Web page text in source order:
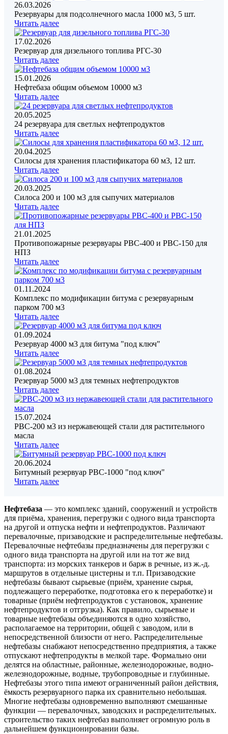
26.03.2026
Резервуары для подсолнечного масла 1000 м3, 5 шт.
Читать далее
17.02.2026
Резервуар для дизельного топлива РГС-30
Читать далее
15.01.2026
Нефтебаза общим объемом 10000 м3
Читать далее
20.05.2025
24 резервуара для светлых нефтепродуктов
Читать далее
20.04.2025
Силосы для хранения пластификатора 60 м3, 12 шт.
Читать далее
20.03.2025
Силоса 200 и 100 м3 для сыпучих материалов
Читать далее
21.01.2025
Противопожарные резервуары РВС-400 и РВС-150 для
НПЗ
Читать далее
01.11.2024
Комплекс по модификации битума с резервуарным
парком 700 м3
Читать далее
01.09.2024
Резервуар 4000 м3 для битума "под ключ"
Читать далее
01.08.2024
Резервуар 5000 м3 для темных нефтепродуктов
Читать далее
15.07.2024
РВС-200 м3 из нержавеющей стали для растительного
масла
Читать далее
20.06.2024
Битумный резервуар РВС-1000 "под ключ"
Читать далее
Нефтебаза — это комплекс зданий, сооружений и устройств
для приёма, хранения, перегрузки с одного вида транспорта
на другой и отпуска нефти и нефтепродуктов. Различают
перевалочные, призаводские и распределительные нефтебазы.
Перевалочные нефтебазы предназначены для перегрузки с
одного вида транспорта на другой или на тот же вид
транспорта: из морских танкеров и барж в речные, из ж.-д.
маршрутов в отдельные цистерны и т.п. Призаводские
нефтебазы бывают сырьевые (приём, хранение сырья,
подлежащего переработке, подготовка его к переработке) и
товарные (приём нефтепродуктов с установок, хранение
нефтепродуктов и отгрузка). Как правило, сырьевые и
товарные нефтебазы объединяются в одно хозяйство,
располагаемое на территории, общей с заводом, или в
непосредственной близости от него. Распределительные
нефтебазы снабжают непосредственно предприятия, а также
отпускают нефтепродукты в мелкой таре. Формально они
делятся на областные, районные, железнодорожные, водно-
железнодорожные, водные, трубопроводные и глубинные.
Нефтебазы этого типа имеют ограниченный район действия,
ёмкость резервуарного парка их сравнительно небольшая.
Многие нефтебазы одновременно выполняют смешанные
функции — перевалочных, заводских и распределительных.
строительство таких нефтебаз выполняет огромную роль в
дальнейшем функционировании базы.